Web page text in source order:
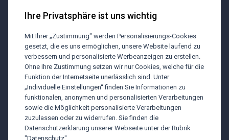
zu rechnen. Bereits im Vorfeld sind
Demonstrationen möglich. Diese können zu lokalen
Verkehrseinschränkungen führen. Reisende sollten
Demonstrationen und Proteste meiden, in der Nähe
von politischen Veranstaltungen und Einrichtungen
erhöhte Vorsicht walten lassen sowie Anweisungen
der Behörden befolgen.
Präsidentschaftswahlen in Peru:
Ihre Privatsphäre ist uns wichtig
Mit Ihrer „Zustimmung" werden Personalisierungs-Cookies
gesetzt, die es uns ermöglichen, unsere Website laufend zu
verbessern und personalisierte Werbeanzeigen zu erstellen.
Ohne Ihre Zustimmung setzen wir nur Cookies, welche für die
Funktion der Internetseite unerlässlich sind. Unter
„Individuelle Einstellungen“ finden Sie Informationen zu
funktionalen, anonymen und personalisierten Verarbeitungen
sowie die Möglichkeit personalisierte Verarbeitungen
zuzulassen oder zu widerrufen. Sie finden die
Datenschutzerklärung unserer Webseite unter der Rubrik
"Datenschutz".